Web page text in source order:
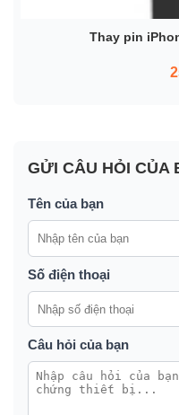
Thay pin
GỬI CÂU HỎI CỦA
Tên của bạn
Số điện thoại
Câu hỏi của bạn